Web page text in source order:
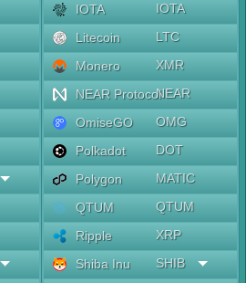
IOTA
IOTA
Litecoin
LTC
Monero
XMR
NEAR ProtocolNEAR
OmiseGO
OMG
Polkadot
DOT
Polygon
MATIC
QTUM
QTUM
Ripple
XRP
Shiba Inu
SHIB